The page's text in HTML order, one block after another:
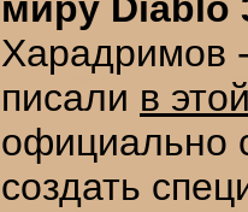
Харадримов
писали в
официально
создать